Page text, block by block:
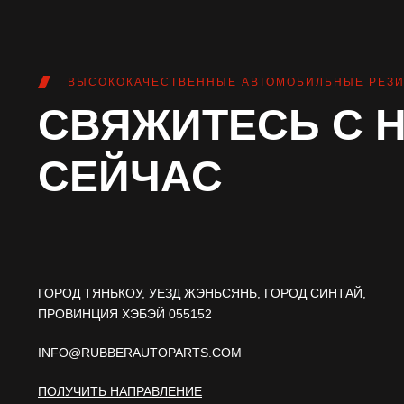
ВЫСОКОКАЧЕСТВЕННЫЕ АВТОМОБИЛЬНЫЕ
СВЯЖИТЕСЬ С
СЕЙЧАС
ГОРОД ТЯНЬКОУ, УЕЗД ЖЭНЬСЯНЬ, ГОРОД СИНТАЙ,
ПРОВИНЦИЯ ХЭБЭЙ 055152
INFO@RUBBERAUTOPARTS.COM
ПОЛУЧИТЬ НАПРАВЛЕНИЕ